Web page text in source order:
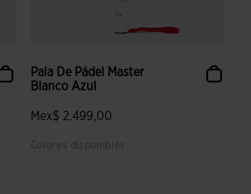
Pala De Pádel Master
Blanco Azul
Mex$ 2.499,00
Colores disponibles